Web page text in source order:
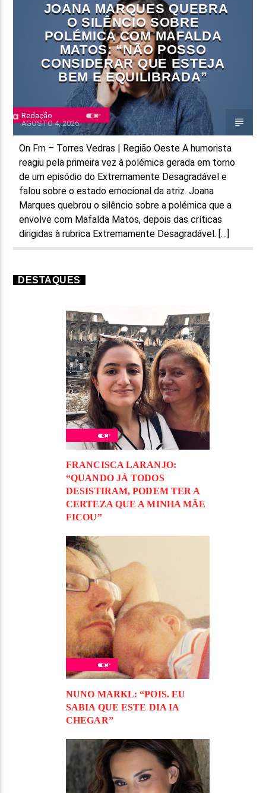
JOANA MARQUES QUEBRA
O SILÊNCIO SOBRE
POLÉMICA COM MAFALDA
MATOS: “NÃO POSSO
CONSIDERAR QUE ESTEJA
BEM E EQUILIBRADA”
Redação
AGOSTO 4, 2026
On Fm – Torres Vedras | Região Oeste A humorista
reagiu pela primeira vez à polémica gerada em torno
de um episódio do Extremamente Desagradável e
falou sobre o estado emocional da atriz. Joana
Marques quebrou o silêncio sobre a polémica que a
envolve com Mafalda Matos, depois das críticas
dirigidas à rubrica Extremamente Desagradável. […]
DESTAQUES
FRANCISCA LARANJO:
“QUANDO JÁ TODOS
DESISTIRAM, PODEM TER A
CERTEZA QUE A MINHA MÃE
FICOU”
NUNO MARKL: “POIS. EU
SABIA QUE ESTE DIA IA
CHEGAR”